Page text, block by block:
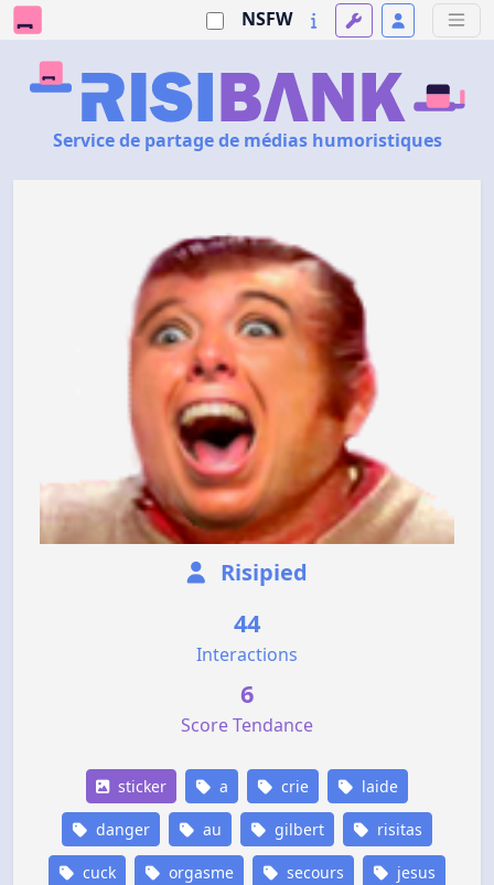
NSFW
Service de partage de médias humoristiques
Risipied
44
Interactions
6
Score Tendance
sticker a crie laide
danger au gilbert risitas
cuck orgasme secours jesus